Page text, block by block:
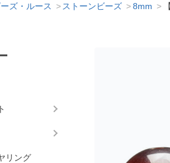
ズ・ルース ストーンビーズ 8mm
リング